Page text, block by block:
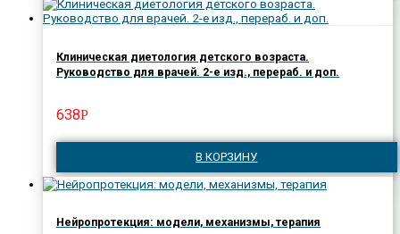
Клиническая диетология детского возраста.
Руководство для врачей. 2-е изд., перераб. и доп.
638Р
В КОРЗИНУ
Нейропротекция: модели, механизмы, терапия